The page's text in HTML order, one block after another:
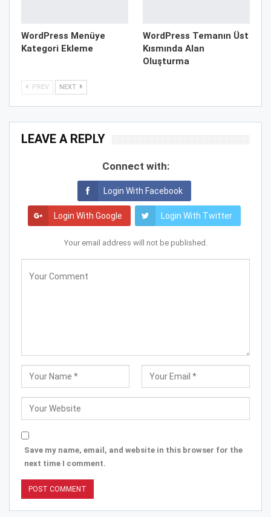
WordPress Menüye
Kategori Ekleme
WordPress Temanın Üst
Kısmında Alan
Oluşturma
PREV NEXT
LEAVE A REPLY
Connect with:
Login With Facebook
Login With Google Login With Twitter
Your email address will not be published.
Save my name, email, and website in this browser for the
next time I comment.